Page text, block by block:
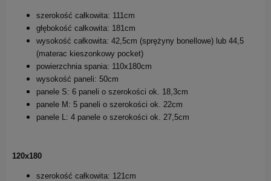
szerokość całkowita: 111cm
głębokość całkowita: 181cm
wysokość całkowita: 42,5cm (sprężyny bonellowe) lub 44,5
(materac kieszonkowy pocket)
powierzchnia spania: 110x180cm
wysokość paneli: 50cm
panele S: 6 paneli o szerokości ok. 18,3cm
panele M: 5 paneli o szerokości ok. 22cm
panele L: 4 panele o szerokości ok. 27,5cm
120x180
szerokość całkowita: 121cm